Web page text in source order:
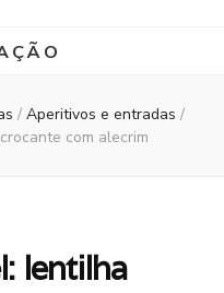
/ Aperitivos e entradas /
com alecrim
lentilha